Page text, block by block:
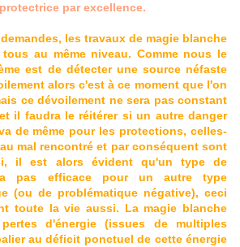
par excellence.
les travaux de magie blanche
au même niveau. Comme nous le
est de détecter une source néfaste
alors c'est à ce moment que l'on
ce dévoilement ne sera pas constant
il faudra le réitérer si un autre danger
de même pour les protections, celles-
mal rencontré et par conséquent sont
il est alors évident qu'un type de
pas efficace pour un autre type
(ou de problématique négative), ceci
toute la vie aussi. La magie blanche
d'énergie (issues de multiples
au déficit ponctuel de cette énergie